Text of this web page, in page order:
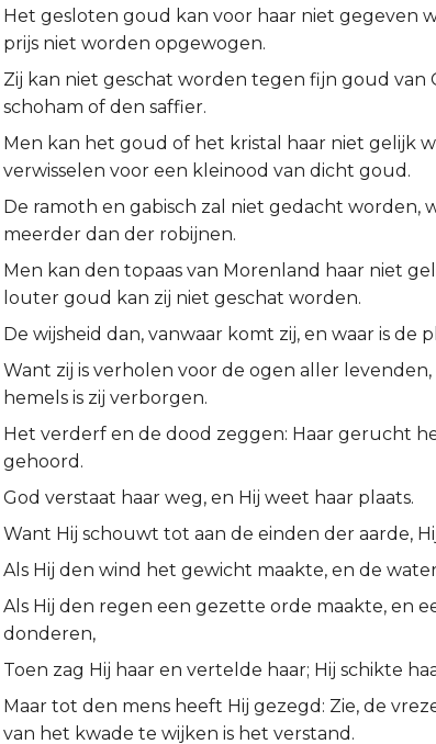
Het gesloten goud kan voor haar niet gegeven
prijs niet worden opgewogen.
Zij kan niet geschat worden tegen fijn goud van
schoham of den saffier.
Men kan het goud of het kristal haar niet gelijk
verwisselen voor een kleinood van dicht goud.
De ramoth en gabisch zal niet gedacht worden,
meerder dan der robijnen.
Men kan den topaas van Morenland haar niet
louter goud kan zij niet geschat worden.
De wijsheid dan, vanwaar komt zij, en waar is de
Want zij is verholen voor de ogen aller
hemels is zij verborgen.
Het verderf en de dood zeggen: Haar gerucht
gehoord.
God verstaat haar weg, en Hij weet haar plaats.
Want Hij schouwt tot aan de einden der aarde,
Als Hij den wind het gewicht maakte, en de
Als Hij den regen een gezette orde maakte, en
donderen,
Toen zag Hij haar en vertelde haar; Hij schikte
Maar tot den mens heeft Hij gezegd: Zie, de
van het kwade te wijken is het verstand.